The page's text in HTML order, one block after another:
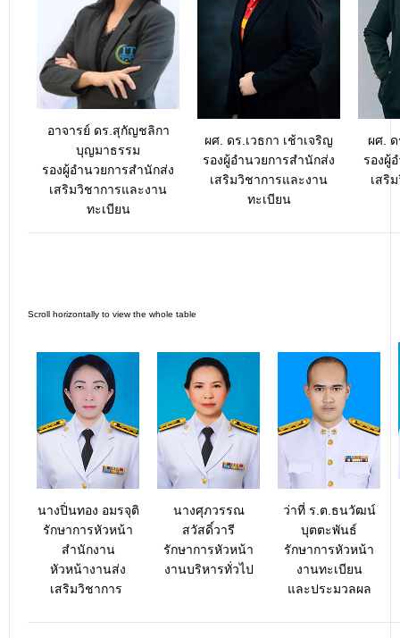
อาจารย์ ดร.สุกัญชลิกา
บุญมาธรรม
รองผู้อำนวยการสำนักส่ง
เสริมวิชาการและงาน
ทะเบียน
ผศ. ดร.เวธกา เช้าเจริญ
รองผู้อำนวยการสำนักส่ง
เสริมวิชาการและงาน
ทะเบียน
ผศ.
รองผู้
เสริ
นางปิ่นทอง อมรจุติ
รักษาการหัวหน้า
สำนักงาน
หัวหน้างานส่ง
เสริมวิชาการ
นางศุภวรรณ
สวัสดิ์วารี
รักษาการหัวหน้า
งานบริหารทั่วไป
ว่าที่ ร.ต.ธนวัฒน์
บุตตะพันธ์
รักษาการหัวหน้า
งานทะเบียน
และประมวลผล